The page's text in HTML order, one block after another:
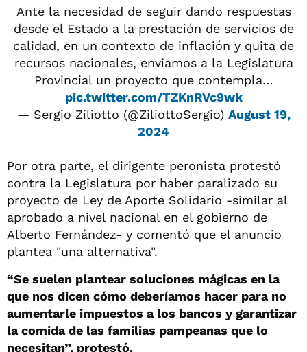
Ante la necesidad de seguir dando respuestas
desde el Estado a la prestación de servicios de
calidad, en un contexto de inflación y quita de
recursos nacionales, enviamos a la Legislatura
Provincial un proyecto que contempla…
pic.twitter.com/TZKnRVc9wk
— Sergio Ziliotto (@ZiliottoSergio) August 19,
2024
Por otra parte, el dirigente peronista protestó
contra la Legislatura por haber paralizado su
proyecto de Ley de Aporte Solidario -similar al
aprobado a nivel nacional en el gobierno de
Alberto Fernández- y comentó que el anuncio
plantea "una alternativa".
“Se suelen plantear soluciones mágicas en la
que nos dicen cómo deberíamos hacer para no
aumentarle impuestos a los bancos y garantizar
la comida de las familias pampeanas que lo
necesitan”, protestó.